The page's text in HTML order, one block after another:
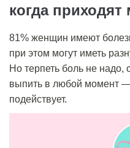
когда
81% женщин имеют
при этом могут иметь
Но терпеть боль не
выпить в любой момент
подействует.